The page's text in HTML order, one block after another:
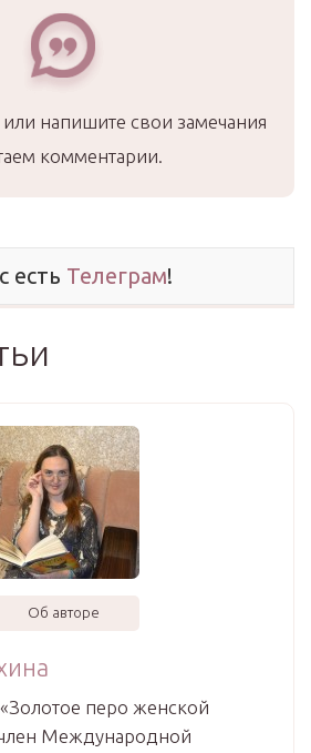
напишите свои замечания
комментарии.
есть Телеграм!
Об авторе
перо женской
Международной